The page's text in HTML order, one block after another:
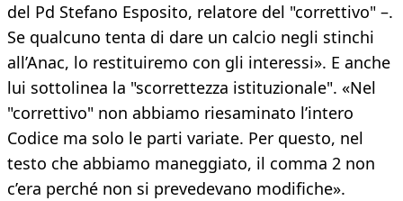
del Pd Stefano Esposito, relatore del "correttivo" –.
Se qualcuno tenta di dare un calcio negli stinchi
all’Anac, lo restituiremo con gli interessi». E anche
lui sottolinea la "scorrettezza istituzionale". «Nel
"correttivo" non abbiamo riesaminato l’intero
Codice ma solo le parti variate. Per questo, nel
testo che abbiamo maneggiato, il comma 2 non
c’era perché non si prevedevano modifiche».